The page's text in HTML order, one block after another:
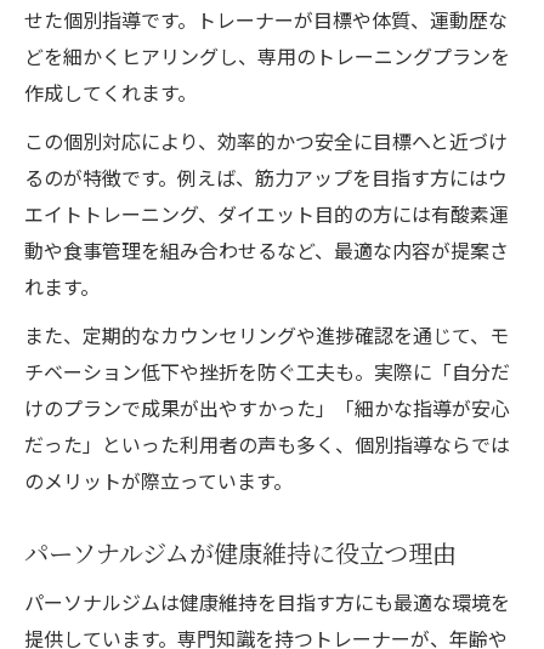
せた個別指導です。トレーナーが目標や体質、運動歴な
どを細かくヒアリングし、専用のトレーニングプランを
作成してくれます。
この個別対応により、効率的かつ安全に目標へと近づけ
るのが特徴です。例えば、筋力アップを目指す方にはウ
エイトトレーニング、ダイエット目的の方には有酸素運
動や食事管理を組み合わせるなど、最適な内容が提案さ
れます。
また、定期的なカウンセリングや進捗確認を通じて、モ
チベーション低下や挫折を防ぐ工夫も。実際に「自分だ
けのプランで成果が出やすかった」「細かな指導が安心
だった」といった利用者の声も多く、個別指導ならでは
のメリットが際立っています。
パーソナルジムが健康維持に役立つ理由
パーソナルジムは健康維持を目指す方にも最適な環境を
提供しています。専門知識を持つトレーナーが、年齢や